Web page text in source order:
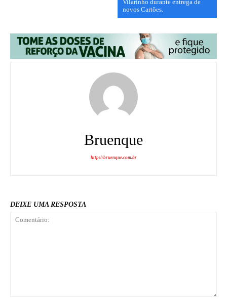
Vilarinho durante entrega de
novos Cartões.
Bruenque
http://bruenque.com.br
DEIXE UMA RESPOSTA